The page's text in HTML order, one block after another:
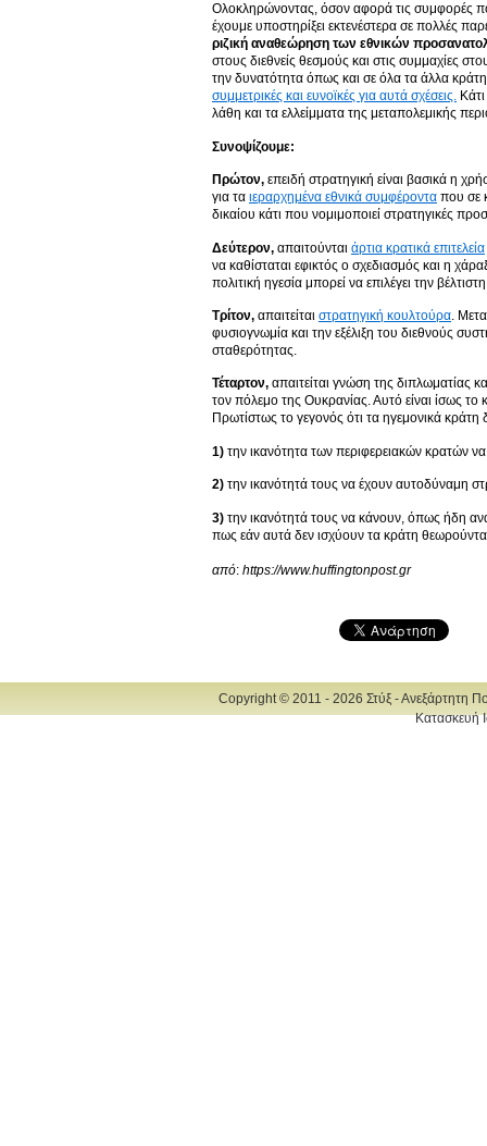
Ολοκληρώνοντας, όσον αφορά τις συμφορές
έχουμε υποστηρίξει εκτενέστερα σε πολλές
ριζική αναθεώρηση των εθνικών
στους διεθνείς θεσμούς και στις συμμαχίες
την δυνατότητα όπως και σε όλα τα άλλα
συμμετρικές και ευνοϊκές για αυτά σχέσεις.
λάθη και τα ελλείμματα της μεταπολεμικής
Συνοψίζουμε:
Πρώτον, επειδή στρατηγική είναι βασικά η
για τα ιεραρχημένα εθνικά συμφέροντα που σε
δικαίου κάτι που νομιμοποιεί στρατηγικές
Δεύτερον, απαιτούνται άρτια κρατικά επιτελεία
να καθίσταται εφικτός ο σχεδιασμός και η
πολιτική ηγεσία μπορεί να επιλέγει την
Τρίτον, απαιτείται στρατηγική κουλτούρα.
φυσιογνωμία και την εξέλιξη του διεθνούς
σταθερότητας.
Τέταρτον, απαιτείται γνώση της διπλωματίας
τον πόλεμο της Ουκρανίας. Αυτό είναι ίσως
Πρωτίστως το γεγονός ότι τα ηγεμονικά κράτη
1) την ικανότητα των περιφερειακών κρατών
2) την ικανότητά τους να έχουν αυτοδύναμη
3) την ικανότητά τους να κάνουν, όπως ήδη
πως εάν αυτά δεν ισχύουν τα κράτη
από: https://www.huffingtonpost.gr
Copyright © 2011 - 2026 Στύξ - Ανεξάρτητη
Κατασκευή